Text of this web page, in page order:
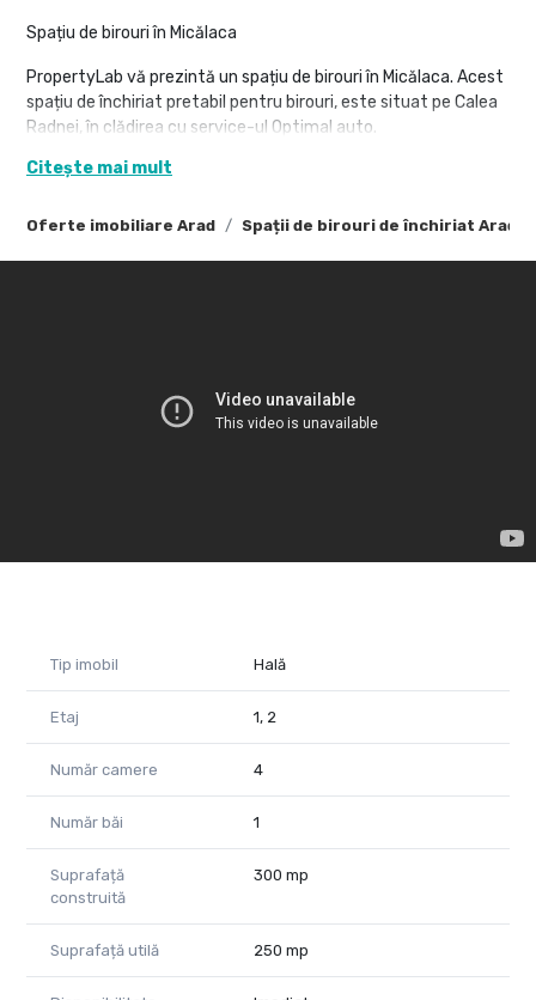
Oferte imobiliare Arad Spații de birouri de închiriat Arad
Spațiu de birouri în Micălaca
PropertyLab vă prezintă un spațiu de birouri în Micălaca. Acest
spațiu de închiriat pretabil pentru birouri, este situat pe Calea
Radnei, în clădirea cu service-ul Optimal auto.
Auto Schunn Arad - reprezentanța Mercedes-Benz și cu acces
distanță.
Destinațiile pretabile pentru spațiu ar fi de activități logistice.
Citește mai mult
Tip imobil Hală
Etaj 1, 2
Număr camere 4
Număr băi 1
Suprafață
construită
300 mp
Suprafață utilă 250 mp